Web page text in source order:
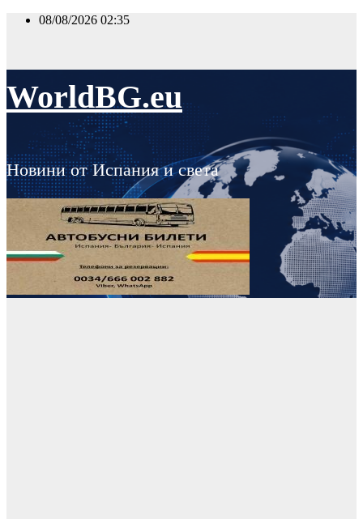
Skip
08/08/2026 02:35
WorldBG.eu
Новини от Испания и света